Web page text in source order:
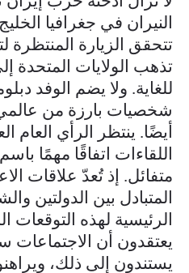
النيران في جغرافيا
تتحقق الزيارة المنتظرة
تذهب الولايات المتحدة
للغاية. ولا يضم الوفد
شخصيات بارزة من عالمي
أيضًا. ينتظر الرأي العام
اللقاءات اتفاقًا مهمًا
متفائل. إذ تُعدّ علاقات
المتبادل بين الدولتين
الرئيسية لهذه التوقعات
يعتقدون أن
يستندون إلى ذلك،